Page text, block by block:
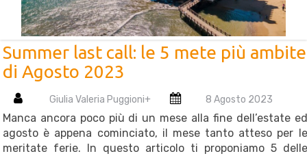
Summer last call: le 5 mete più ambite
di Agosto 2023
Giulia Valeria Puggioni+ 8 Agosto 2023
Manca ancora poco più di un mese alla fine dell’estate ed
agosto è appena cominciato, il mese tanto atteso per le
meritate ferie. In questo articolo ti proponiamo 5 delle